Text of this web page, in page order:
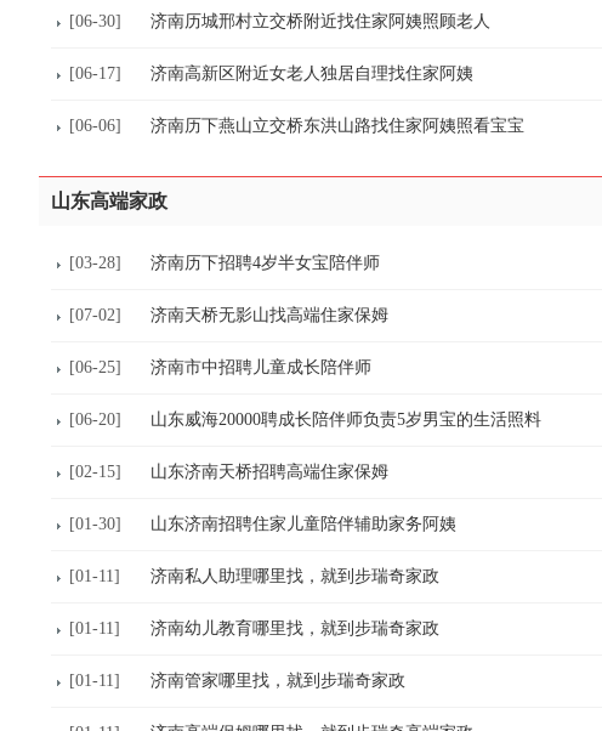
[06-30] 济南历城邢村立交桥附近找住家阿姨照顾老人
[06-17] 济南高新区附近女老人独居自理找住家阿姨
[06-06] 济南历下燕山立交桥东洪山路找住家阿姨照看宝宝
山东高端家政
[03-28] 济南历下招聘4岁半女宝陪伴师
[07-02] 济南天桥无影山找高端住家保姆
[06-25] 济南市中招聘儿童成长陪伴师
[06-20] 山东威海20000聘成长陪伴师负责5岁男宝的生活照料
[02-15] 山东济南天桥招聘高端住家保姆
[01-30] 山东济南招聘住家儿童陪伴辅助家务阿姨
[01-11] 济南私人助理哪里找，就到步瑞奇家政
[01-11] 济南幼儿教育哪里找，就到步瑞奇家政
[01-11] 济南管家哪里找，就到步瑞奇家政